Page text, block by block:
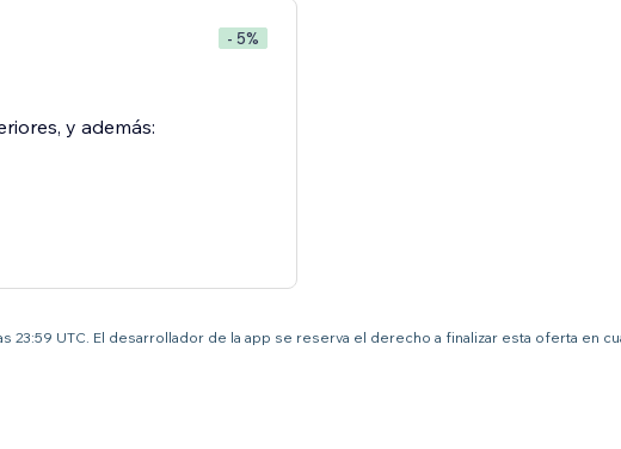
- 5%
y además:
23:59 UTC. El desarrollador de la app se reserva el derecho a finalizar esta oferta en